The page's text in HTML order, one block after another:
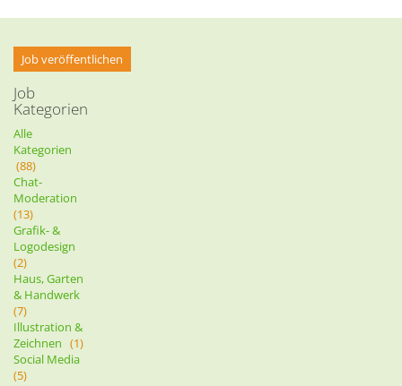
Job veröffentlichen
Job
Kategorien
Alle
Kategorien
(88)
Chat-
Moderation
(13)
Grafik- &
Logodesign
(2)
Haus, Garten
& Handwerk
(7)
Illustration &
Zeichnen (1)
Social Media
(5)